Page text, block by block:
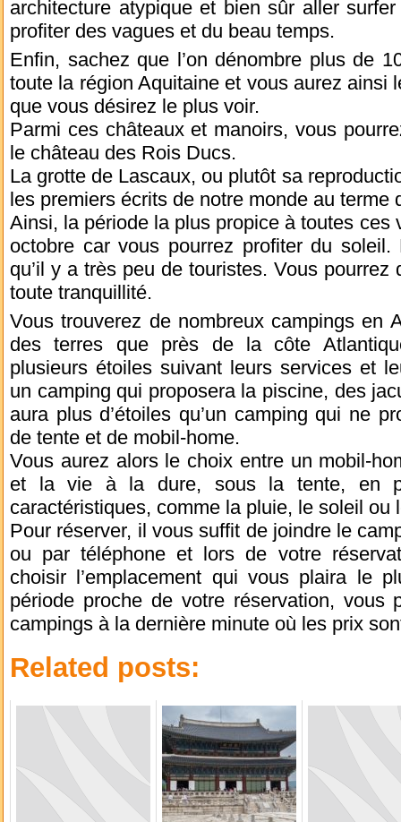
architecture atypique et bien sûr aller
profiter des vagues et du beau temps.
Enfin, sachez que l’on dénombre plus de
toute la région Aquitaine et vous aurez ainsi
que vous désirez le plus voir.
Parmi ces châteaux et manoirs, vous
le château des Rois Ducs.
La grotte de Lascaux, ou plutôt sa
les premiers écrits de notre monde au
Ainsi, la période la plus propice à toutes ces
octobre car vous pourrez profiter du
qu’il y a très peu de touristes. Vous
toute tranquillité.
Vous trouverez de nombreux campings en
des terres que près de la côte
plusieurs étoiles suivant leurs services et
un camping qui proposera la piscine, des
aura plus d’étoiles qu’un camping qui ne
de tente et de mobil-home.
Vous aurez alors le choix entre un mobil-
et la vie à la dure, sous la tente, en
caractéristiques, comme la pluie, le soleil ou
Pour réserver, il vous suffit de joindre le
ou par téléphone et lors de votre
choisir l’emplacement qui vous plaira le
période proche de votre réservation,
campings à la dernière minute où les prix
Related posts: